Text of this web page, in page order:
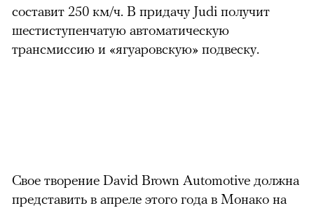
составит 250 км/ч. В придачу Judi получит
шестиступенчатую автоматическую
трансмиссию и «ягуаровскую» подвеску.
Свое творение David Brown Automotive должна
представить в апреле этого года в Монако на